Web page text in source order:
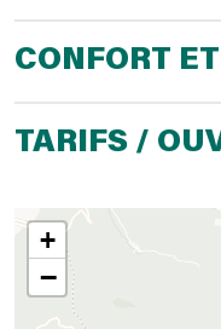
CONFORT
TARIFS /
+
−